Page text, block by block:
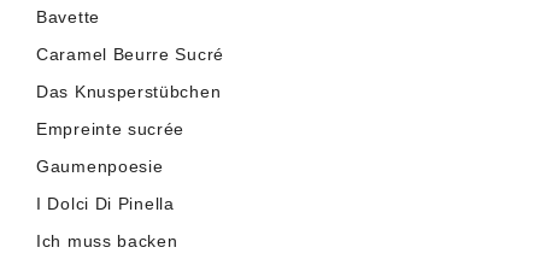
Bavette
Caramel Beurre Sucré
Das Knusperstübchen
Empreinte sucrée
Gaumenpoesie
I Dolci Di Pinella
Ich muss backen